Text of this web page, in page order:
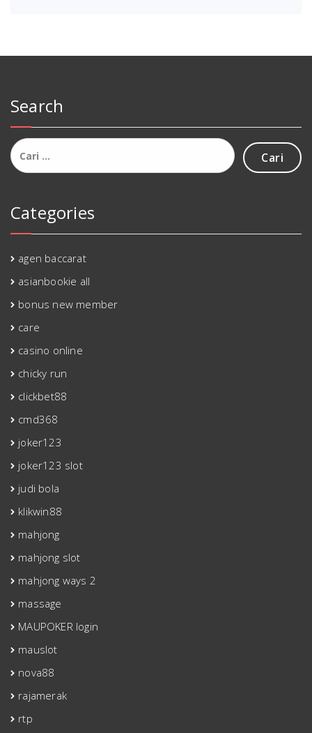
Search
Cari
untuk:
Categories
agen baccarat
asianbookie all
bonus new member
care
casino online
chicky run
clickbet88
cmd368
joker123
joker123 slot
judi bola
klikwin88
mahjong
mahjong slot
mahjong ways 2
massage
MAUPOKER login
mauslot
nova88
rajamerak
rtp